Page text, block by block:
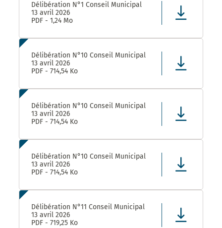
Délibération N°1 Conseil Municipal
13 avril 2026
PDF - 1,24 Mo
Délibération N°10 Conseil Municipal
13 avril 2026
PDF - 714,54 Ko
Délibération N°10 Conseil Municipal
13 avril 2026
PDF - 714,54 Ko
Délibération N°10 Conseil Municipal
13 avril 2026
PDF - 714,54 Ko
Délibération N°11 Conseil Municipal
13 avril 2026
PDF - 719,25 Ko